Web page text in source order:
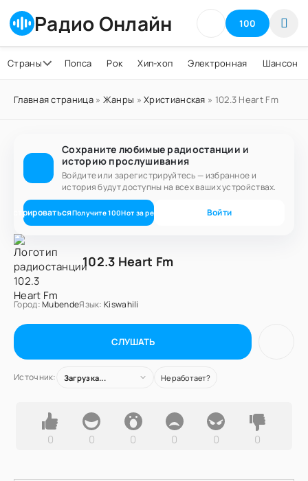
Радио Онлайн 100
Страны Попса Рок Хип-хоп Электронная Шансон
Главная страница» Жанры »Христианская » 102.3 Heart Fm
Сохраните любимые радиостанции и
историю прослушивания
Войдите или зарегистрируйтесь — избранное и
история будут доступны на всех ваших устройствах.
Получите100Нот за регистрацию Войти
102.3 Heart Fm
Город:MubendeЯзык: Kiswahili
СЛУШАТЬ
Источник: Загрузка... Не работает?
0 0 0 0 0 0